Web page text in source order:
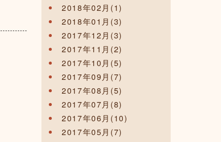
2018年02月(1)
2018年01月(3)
2017年12月(3)
2017年11月(2)
2017年10月(5)
2017年09月(7)
2017年08月(5)
2017年07月(8)
2017年06月(10)
2017年05月(7)